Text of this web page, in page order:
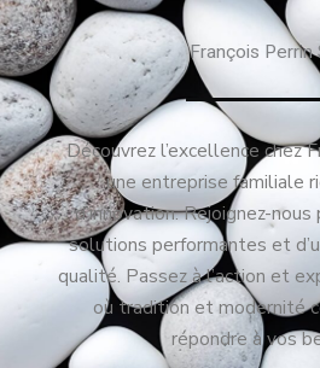
François Perrin
Découvrez l’excellence chez
une entreprise familiale
d’innovation. Rejoignez-
solutions performantes et
qualité. Passez à l’action et
où tradition et modernité
répondre à vos